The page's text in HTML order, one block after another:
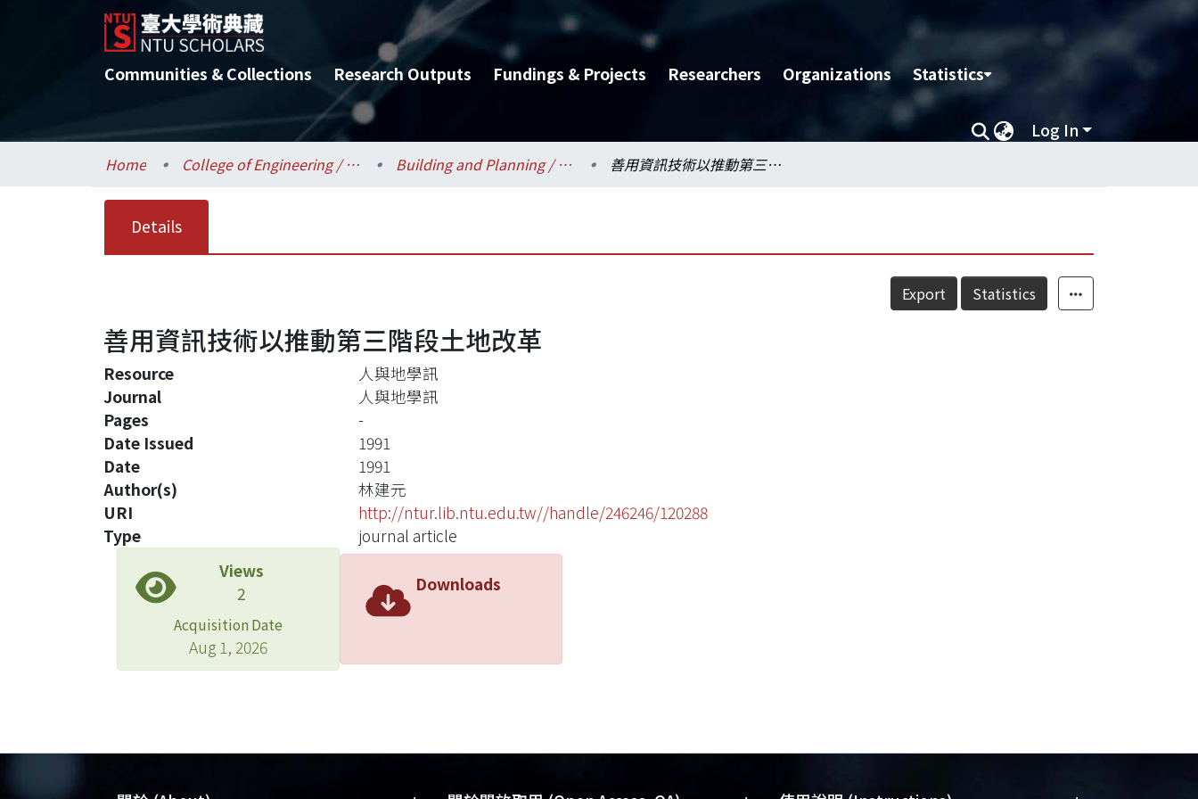
Communities & Collections Research Outputs Fundings & Projects Researchers Organizations Statistics
Log In
Home College of Engineering / 工學院 Building and Planning / 建築與城鄉研究所 善用資訊技術以推動第三階段土地改革
Details
Export Statistics
善用資訊技術以推動第三階段土地改革
Resource
人與地學訊
Journal
人與地學訊
Pages
-
Date Issued
1991
Date
1991
Author(s)
林建元
URI
http://ntur.lib.ntu.edu.tw//handle/246246/120288
Type
journal article
Views
2
Acquisition Date
Aug 1, 2026
Downloads